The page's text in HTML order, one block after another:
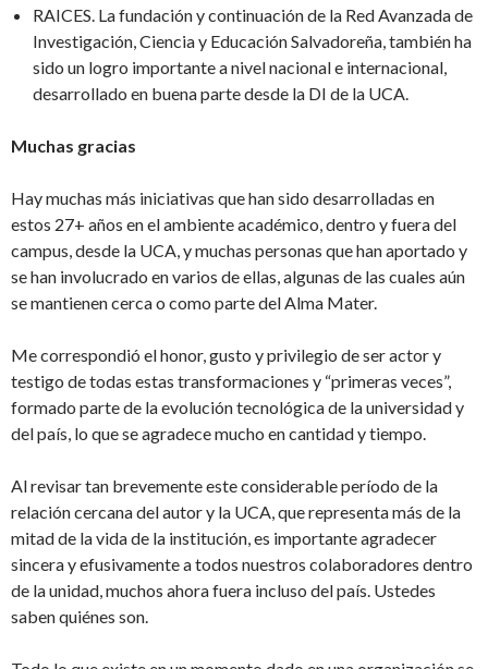
RAICES. La fundación y continuación de la Red Avanzada de
Investigación, Ciencia y Educación Salvadoreña, también ha
sido un logro importante a nivel nacional e internacional,
desarrollado en buena parte desde la DI de la UCA.
Muchas gracias
Hay muchas más iniciativas que han sido desarrolladas en
estos 27+ años en el ambiente académico, dentro y fuera del
campus, desde la UCA, y muchas personas que han aportado y
se han involucrado en varios de ellas, algunas de las cuales aún
se mantienen cerca o como parte del Alma Mater.
Me correspondió el honor, gusto y privilegio de ser actor y
testigo de todas estas transformaciones y “primeras veces”,
formado parte de la evolución tecnológica de la universidad y
del país, lo que se agradece mucho en cantidad y tiempo.
Al revisar tan brevemente este considerable período de la
relación cercana del autor y la UCA, que representa más de la
mitad de la vida de la institución, es importante agradecer
sincera y efusivamente a todos nuestros colaboradores dentro
de la unidad, muchos ahora fuera incluso del país. Ustedes
saben quiénes son.